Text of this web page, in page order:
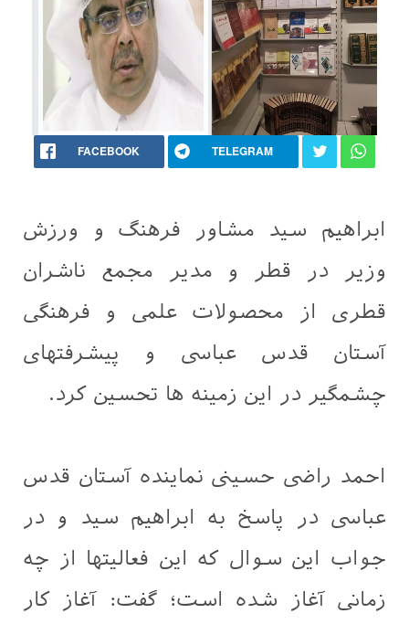
FACEBOOK TELEGRAM
ابراهیم سید مشاور فرهنگ و ورزش
‌وزیر در قطر و مدیر مجمع ناشران
قطری از محصولات علمی و فرهنگی
آستان قدس عباسی و پیشرفتهای
چشمگیر در این زمینه ها تحسین کرد.
احمد راضی حسینی نماینده آستان قدس
عباسی در پاسخ به ابراهیم سید و در
جواب این سوال که این فعالیتها از چه
زمانی آغاز شده است؛ گفت: آغاز کار